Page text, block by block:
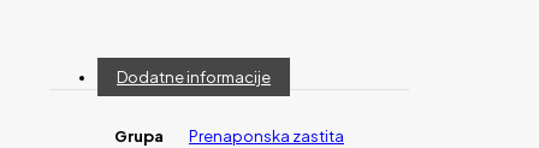
Dodatne informacije
Grupa Prenaponska zastita